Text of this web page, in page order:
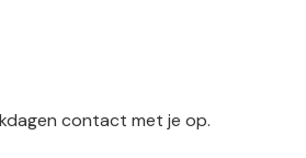
contact met je op.